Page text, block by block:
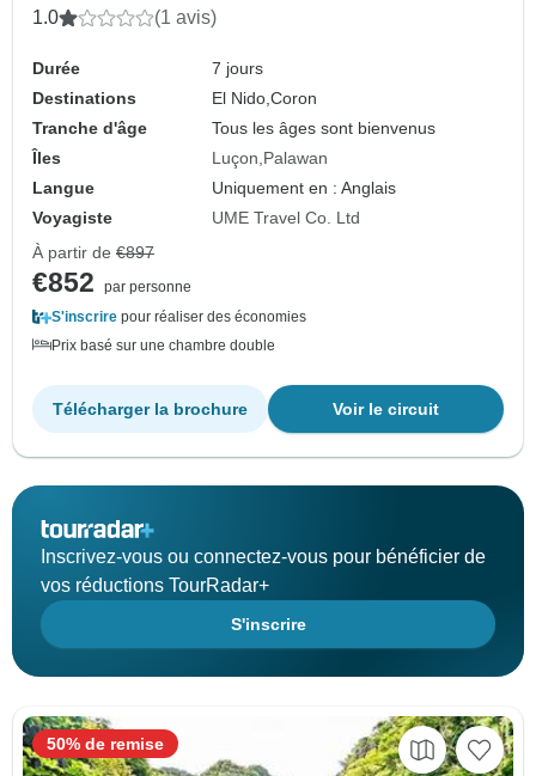
1.0 (1 avis)
Durée
7 jours
Destinations
El Nido,Coron
Tranche d'âge
Tous les âges sont bienvenus
Îles
Luçon Palawan
Langue
Uniquement en : Anglais
Voyagiste
UME Travel Co. Ltd
À partir de €897
€852
par personne
S'inscrire pour réaliser des économies
Prix basé sur une chambre double
Voir le circuit
Télécharger la brochure
Inscrivez-vous ou connectez-vous pour bénéficier de
vos réductions TourRadar+
S'inscrire
50% de remise